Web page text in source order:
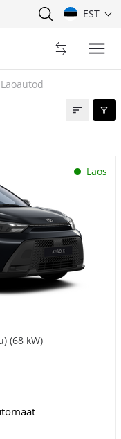
EST
Laoautod
Laos
(68 kW)